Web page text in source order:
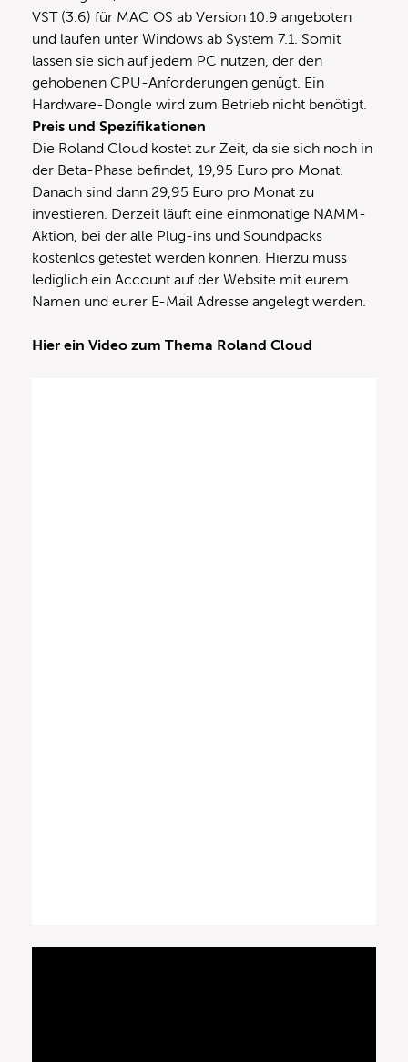
VST (3.6) für MAC OS ab Version 10.9 angeboten
und laufen unter Windows ab System 7.1. Somit
lassen sie sich auf jedem PC nutzen, der den
gehobenen CPU-Anforderungen genügt. Ein
Hardware-Dongle wird zum Betrieb nicht benötigt.
Preis und Spezifikationen
Die Roland Cloud kostet zur Zeit, da sie sich noch in
der Beta-Phase befindet, 19,95 Euro pro Monat.
Danach sind dann 29,95 Euro pro Monat zu
investieren. Derzeit läuft eine einmonatige NAMM-
Aktion, bei der alle Plug-ins und Soundpacks
kostenlos getestet werden können. Hierzu muss
lediglich ein Account auf der Website mit eurem
Namen und eurer E-Mail Adresse angelegt werden.
Hier ein Video zum Thema Roland Cloud